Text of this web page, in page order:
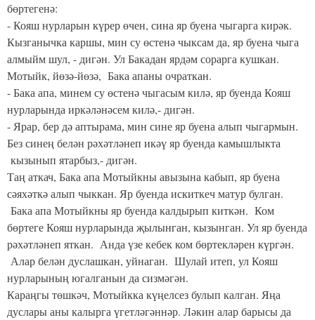
бөртегенә:
- Кояш нурларын күрер өчен, сина яр буена чыгарга кирәк.
Кызганычка каршы, мин су өстенә чыксам да, яр буена чыга
алмыйм шул, - дигән. Ул Бакадан ярдәм сорарга кушкан.
Мотыйк, йөзә-йөзә, Бака апаны очраткан.
- Бака апа, минем су өстенә чыгасым килә, яр буенда Кояш
нурларында иркәләнәсем килә,- дигән.
- Ярар, бер дә аптырама, мин сине яр буена алып чыгармын.
Без синең белән рәхәтләнеп икәү яр буенда камышлыкта
кызынып ятарбыз,- дигән.
Таң аткач, Бака апа Мотыйкны авызына кабып, яр буена
сәяхәткә алып чыккан. Яр буенда искиткеч матур булган.
Бака апа Мотыйкны яр буенда калдырып киткән. Ком
бөртеге Кояш нурларында җылынган, кызынган. Ул яр буенда
рәхәтләнеп яткан. Анда үзе кебек ком бөртекләрен күргән.
Алар белән дуслашкан, уйнаган. Шулай итеп, ул Кояш
нурларының югалганын да сизмәгән.
Караңгы төшкәч, Мотыйкка күңелсез булып калган. Яңа
дуслары аны калырга үгетләгәннәр. Ләкин алар барысы да